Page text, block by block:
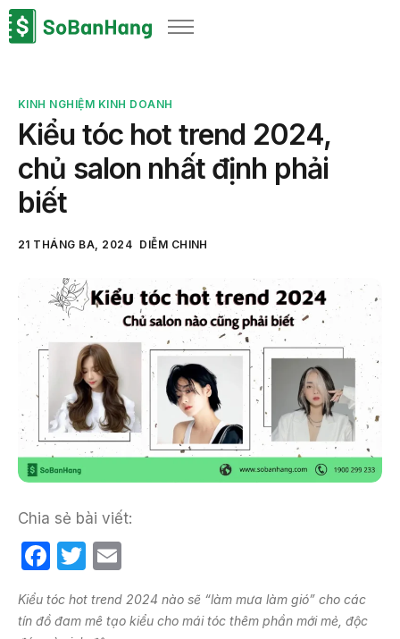
Sản phẩm
Bảng giá
Blog
Thông tin thuế
Về chúng tôi
KINH NGHIỆM KINH DOANH
Kiểu tóc hot trend 2024,
chủ salon nhất định phải
biết
21 THÁNG BA, 2024 DIỄM CHINH
Chia sẻ bài viết:
F
c
T
itt ail
Kiểu tóc hot trend 2024 nào sẽ “làm mưa làm gió” cho các
tín đồ đam mê tạo kiểu cho mái tóc thêm phần mới mẻ, độc